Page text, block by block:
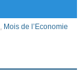
, Mois de l’Economie